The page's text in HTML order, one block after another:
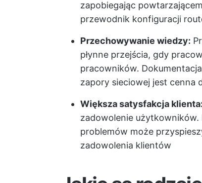
zapobiegając
przewodnik konfiguracji
Przechowywanie wiedzy:
płynne przejścia, gdy
pracowników.
zapory sieciowej jest cenna
Większa satysfakcja klienta:
zadowolenie użytkowników.
problemów może
zadowolenia klientów